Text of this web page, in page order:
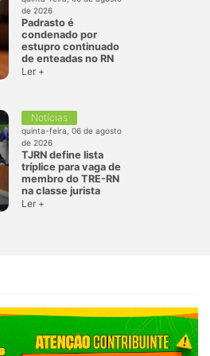
de 2026
Padrasto é
condenado por
estupro continuado
de enteadas no RN
Ler +
Notícias
quinta-feira, 06 de agosto
de 2026
TJRN define lista
tríplice para vaga de
membro do TRE-RN
na classe jurista
Ler +